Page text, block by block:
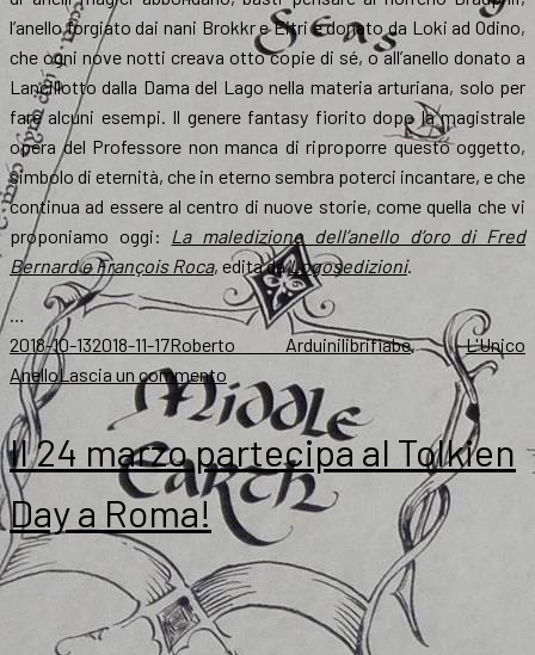
l’anello forgiato dai nani Brokkr e Eitri e donato da Loki ad Odino,
che ogni nove notti creava otto copie di sé, o all’anello donato a
Lancillotto dalla Dama del Lago nella materia arturiana, solo per
fare alcuni esempi. Il genere fantasy fiorito dopo la magistrale
opera del Professore non manca di riproporre questo oggetto,
simbolo di eternità, che in eterno sembra poterci incantare, e che
continua ad essere al centro di nuove storie, come quella che vi
proponiamo oggi: La maledizione dell’anello d’orodi Fred
Bernard e François Roca, edita daLogosedizioni.
…
Scritto
il
2018-10-132018-11-17Autore
Roberto ArduiniCategorie
libriTag
fiabe,L'Unico
AnelloLascia un commento
La
recensione:
ad
ogni
libro
suo
anello
Il 24 marzo partecipa al Tolkien
Day a Roma!